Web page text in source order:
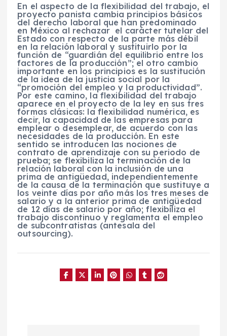
En el aspecto de la flexibilidad del trabajo, el
proyecto panista cambia principios básicos
del derecho laboral que han predominado
en México al rechazar el carácter tutelar del
Estado con respecto de la parte más débil
en la relación laboral y sustituirlo por la
función de “guardián del equilibrio entre los
factores de la producción”; el otro cambio
importante en los principios es la sustitución
de la idea de la justicia social por la
“promoción del empleo y la productividad”.
Por este camino, la flexibilidad del trabajo
aparece en el proyecto de la ley en sus tres
formas clásicas: la flexibilidad numérica, es
decir, la capacidad de las empresas para
emplear o desemplear, de acuerdo con las
necesidades de la producción. En este
sentido se introducen las nociones de
contrato de aprendizaje con su periodo de
prueba; se flexibiliza la terminación de la
relación laboral con la inclusión de una
prima de antigüedad, independientemente
de la causa de la terminación que sustituye a
los veinte días por año más los tres meses de
salario y a la anterior prima de antigüedad
de 12 días de salario por año; flexibiliza el
trabajo discontinuo y reglamenta el empleo
de subcontratistas (antesala del
outsourcing).